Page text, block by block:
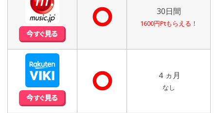
⭘ 30日間
1600円Ptもらえる！
⭘ ４ヵ月
なし